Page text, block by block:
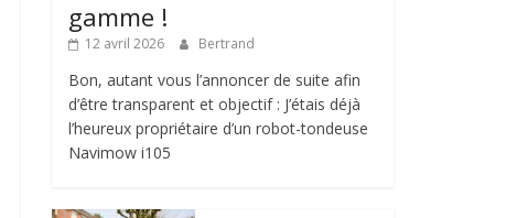
gamme !
12 avril 2026 Bertrand
Bon, autant vous l’annoncer de suite afin
d’être transparent et objectif : J’étais déjà
l’heureux propriétaire d’un robot-tondeuse
Navimow i105